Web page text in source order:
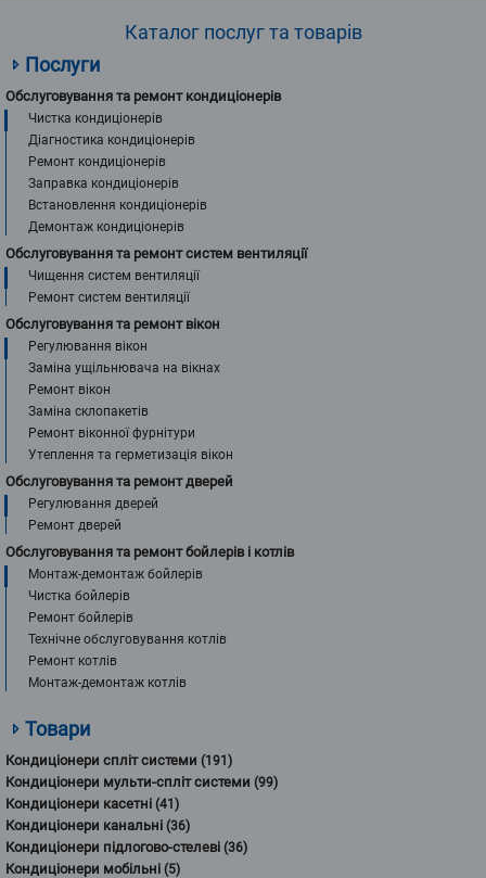
Каталог послуг та товарів
Послуги
Обслуговування та ремонт кондиціонерів
Чистка кондиціонерів
Діагностика кондиціонерів
Ремонт кондиціонерів
Заправка кондиціонерів
Встановлення кондиціонерів
Демонтаж кондиціонерів
Обслуговування та ремонт систем вентиляції
Чищення систем вентиляції
Ремонт систем вентиляції
Обслуговування та ремонт вікон
Регулювання вікон
Заміна ущільнювача на вікнах
Ремонт вікон
Заміна склопакетів
Ремонт віконної фурнітури
Утеплення та герметизація вікон
Обслуговування та ремонт дверей
Регулювання дверей
Ремонт дверей
Обслуговування та ремонт бойлерів і котлів
Монтаж-демонтаж бойлерів
Чистка бойлерів
Ремонт бойлерів
Технічне обслуговування котлів
Ремонт котлів
Монтаж-демонтаж котлів
Товари
Кондиціонери спліт системи (191)
Кондиціонери мульти-спліт системи (99)
Кондиціонери касетні (41)
Кондиціонери канальні (36)
Кондиціонери підлогово-стелеві (36)
Кондиціонери мобільні (5)